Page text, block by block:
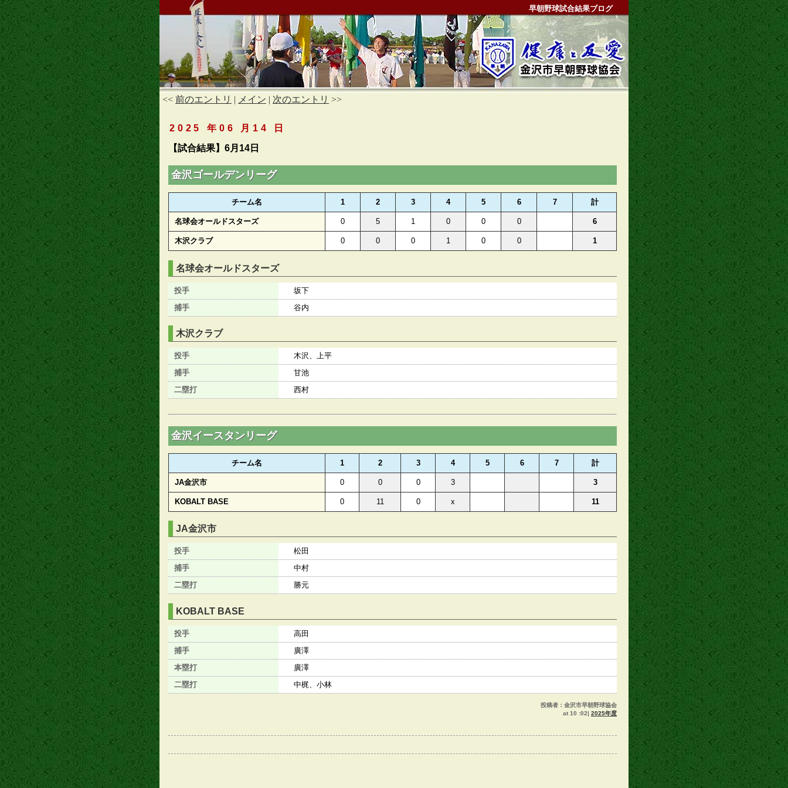
早朝野球試合結果ブログ
<< 前のエントリ | メイン | 次のエントリ >>
2025 年06 月14 日
【試合結果】6月14日
金沢ゴールデンリーグ
チーム名 1 2 3 4 5 6 7 計
名球会オールドスターズ 0 5 1 0 0 0 6
木沢クラブ 0 0 0 1 0 0 1
名球会オールドスターズ
投手
坂下
捕手
谷内
木沢クラブ
投手
木沢、上平
捕手
甘池
二塁打
西村
金沢イースタンリーグ
チーム名 1 2 3 4 5 6 7 計
JA金沢市 0 0 0 3 3
KOBALT BASE 0 11 0 x 11
JA金沢市
投手
松田
捕手
中村
二塁打
勝元
KOBALT BASE
投手
高田
捕手
廣澤
本塁打
廣澤
二塁打
中梶、小林
投稿者：金沢市早朝野球協会
at 10 :02| 2025年度